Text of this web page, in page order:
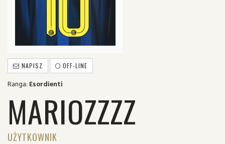
NAPISZ OFF-LINE
Ranga: Esordienti
MARIOZZZZ
UŻYTKOWNIK